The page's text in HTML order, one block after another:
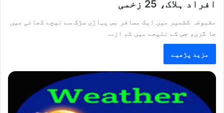
افراد ہلاک، 25 زخمی
مقبوضہ کشمیر میں ایک مسافر بس پہاڑی سڑک سے نیچے کھائی میں
جا گری، جس کے نتیجے میں کم از…
مزید پڑھیے